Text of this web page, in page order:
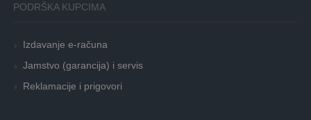
PODRŠKA KUPCIMA
Izdavanje e-računa
Jamstvo (garancija) i servis
Reklamacije i prigovori